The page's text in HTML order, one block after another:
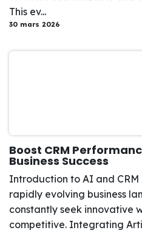
This ev...
30 mars 2026
Boost CRM
Business Success
Introduction to AI and
rapidly evolving business
constantly seek innovative
competitive. Integrating